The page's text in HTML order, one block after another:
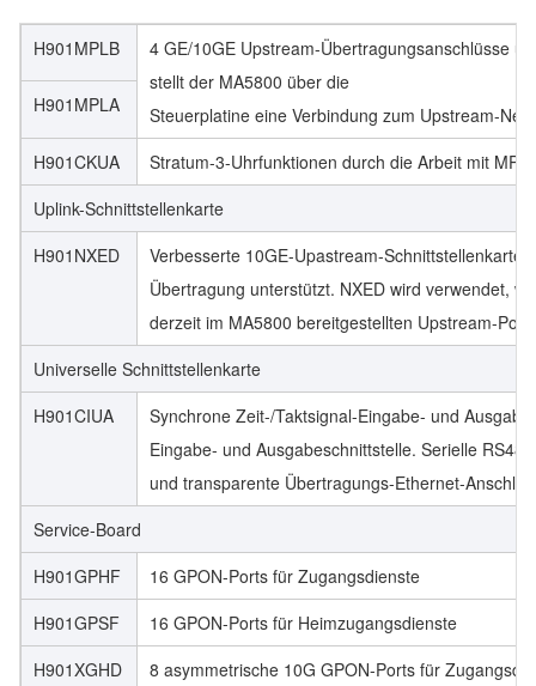
H901MPLB
4 GE/10GE Upstream-Übertragungsanschlüsse
stellt der MA5800 über die
Steuerplatine eine Verbindung zum Upstream-
H901MPLA
H901CKUA
Stratum-3-Uhrfunktionen durch die Arbeit mit
Uplink-Schnittstellenkarte
H901NXED
Verbesserte 10GE-Upastream-Schnittstellenkarte
Übertragung unterstützt. NXED wird verwendet,
derzeit im MA5800 bereitgestellten Upstream-
Universelle Schnittstellenkarte
H901CIUA
Synchrone Zeit-/Taktsignal-Eingabe- und
Eingabe- und Ausgabeschnittstelle. Serielle
und transparente Übertragungs-Ethernet-
Service-Board
H901GPHF
16 GPON-Ports für Zugangsdienste
H901GPSF
16 GPON-Ports für Heimzugangsdienste
H901XGHD
8 asymmetrische 10G GPON-Ports für